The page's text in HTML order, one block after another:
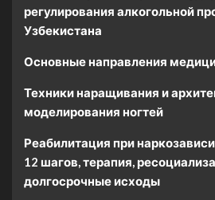
регулирования алкогольной
Узбекистана
Основные направления
Техники наращивания и
моделирования ногтей
Реабилитация при
12 шагов, терапия,
долгосрочные исходы